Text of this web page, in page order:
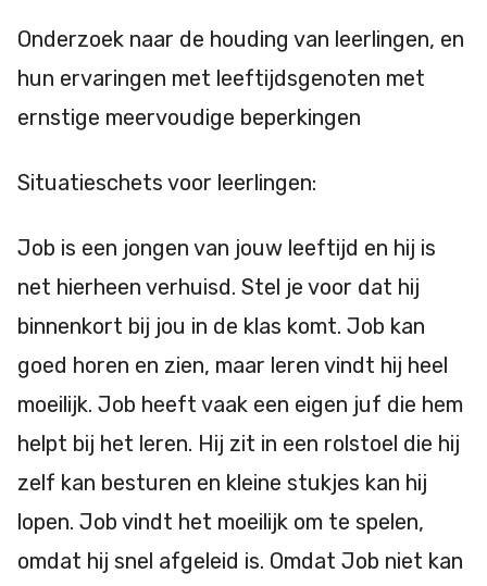
Onderzoek naar de houding van leerlingen, en
hun ervaringen met leeftijdsgenoten met
ernstige meervoudige beperkingen
Situatieschets voor leerlingen:
Job is een jongen van jouw leeftijd en hij is
net hierheen verhuisd. Stel je voor dat hij
binnenkort bij jou in de klas komt. Job kan
goed horen en zien, maar leren vindt hij heel
moeilijk. Job heeft vaak een eigen juf die hem
helpt bij het leren. Hij zit in een rolstoel die hij
zelf kan besturen en kleine stukjes kan hij
lopen. Job vindt het moeilijk om te spelen,
omdat hij snel afgeleid is. Omdat Job niet kan